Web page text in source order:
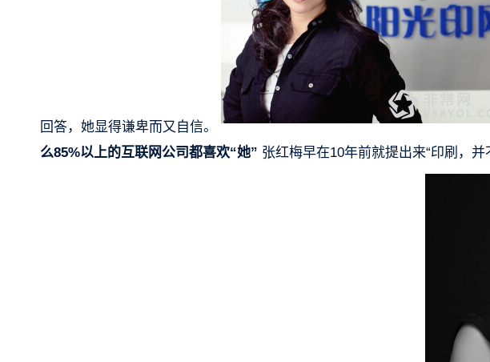
回答，她显得谦卑而又自信。
么85%以上的互联网公司都喜欢“她” 张红梅早在10年前就提出来“印刷，